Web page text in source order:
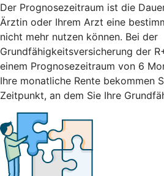
Der Prognosezeitraum ist die
Ärztin oder Ihrem Arzt eine
nicht mehr nutzen können. Bei der
Grundfähigkeitsversicherung der
einem Prognosezeitraum von 6
Ihre monatliche Rente bekommen
Zeitpunkt, an dem Sie Ihre